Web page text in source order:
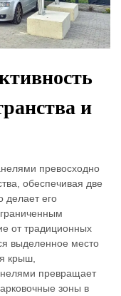
и
превосходно
обеспечивая две
делает его
от традиционных
выделенное место
крыш,
превращает
зоны в